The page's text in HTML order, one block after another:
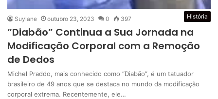
História
Suylane outubro 23, 2023 0 397
“Diabão” Continua a Sua Jornada na
Modificação Corporal com a Remoção
de Dedos
Michel Praddo, mais conhecido como “Diabão”, é um tatuador
brasileiro de 49 anos que se destaca no mundo da modificação
corporal extrema. Recentemente, ele…